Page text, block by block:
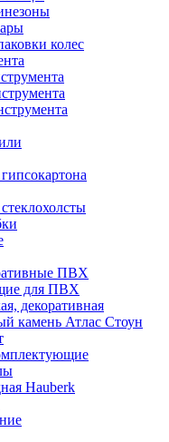
колес
ПВХ
для ПВХ
декоративная
камень Атлас Стоун
Hauberk